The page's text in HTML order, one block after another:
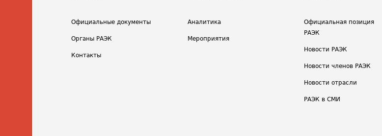
Официальные документы
Органы РАЭК
Контакты
Аналитика
Мероприятия
Официальная позиция
РАЭК
Новости РАЭК
Новости членов РАЭК
Новости отрасли
РАЭК в СМИ